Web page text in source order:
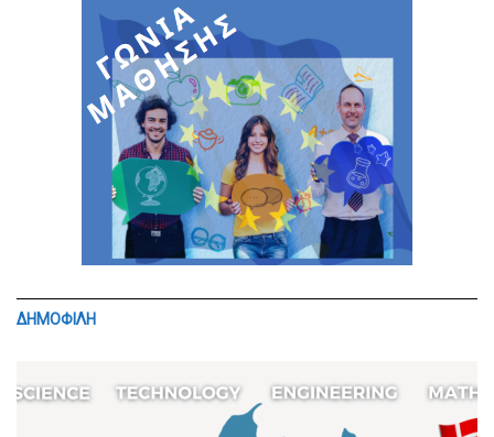
ΔΗΜΟΦΙΛΗ